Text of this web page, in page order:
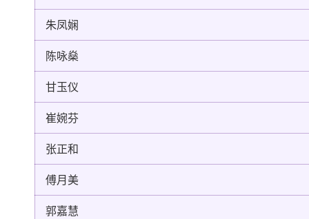
朱凤娴
陈咏燊
甘玉仪
崔婉芬
张正和
傅月美
郭嘉慧